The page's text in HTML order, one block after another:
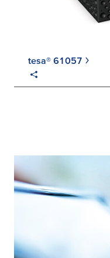
tesa® 61057